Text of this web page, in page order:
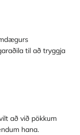
til að tryggja
að við pökkum
hana.